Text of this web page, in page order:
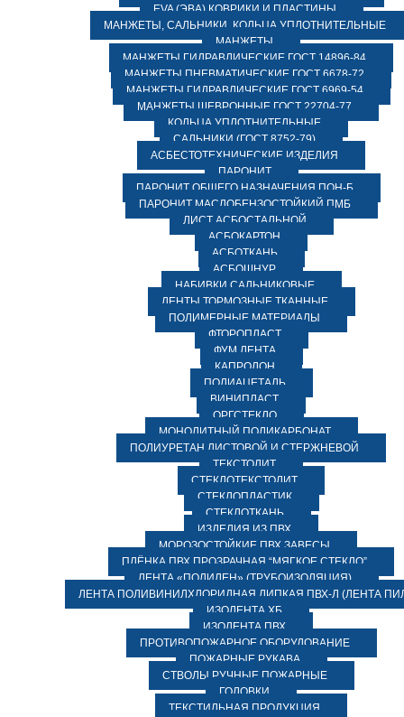
EVA (ЭВА) КОВРИКИ И ПЛАСТИНЫ
МАНЖЕТЫ, САЛЬНИКИ, КОЛЬЦА УПЛОТНИТЕЛЬНЫЕ
МАНЖЕТЫ
МАНЖЕТЫ ГИДРАВЛИЧЕСКИЕ ГОСТ 14896-84
МАНЖЕТЫ ПНЕВМАТИЧЕСКИЕ ГОСТ 6678-72
МАНЖЕТЫ ГИДРАВЛИЧЕСКИЕ ГОСТ 6969-54
МАНЖЕТЫ ШЕВРОННЫЕ ГОСТ 22704-77
КОЛЬЦА УПЛОТНИТЕЛЬНЫЕ
САЛЬНИКИ (ГОСТ 8752-79)
АСБЕСТОТЕХНИЧЕСКИЕ ИЗДЕЛИЯ
ПАРОНИТ
ПАРОНИТ ОБЩЕГО НАЗНАЧЕНИЯ ПОН-Б
ПАРОНИТ МАСЛОБЕНЗОСТОЙКИЙ ПМБ
ЛИСТ АСБОСТАЛЬНОЙ
АСБОКАРТОН
АСБОТКАНЬ
АСБОШНУР
НАБИВКИ САЛЬНИКОВЫЕ
ЛЕНТЫ ТОРМОЗНЫЕ ТКАННЫЕ
ПОЛИМЕРНЫЕ МАТЕРИАЛЫ
ФТОРОПЛАСТ
ФУМ ЛЕНТА
КАПРОЛОН
ПОЛИАЦЕТАЛЬ
ВИНИПЛАСТ
ОРГСТЕКЛО
МОНОЛИТНЫЙ ПОЛИКАРБОНАТ
ПОЛИУРЕТАН ЛИСТОВОЙ И СТЕРЖНЕВОЙ
ТЕКСТОЛИТ
СТЕКЛОТЕКСТОЛИТ
СТЕКЛОПЛАСТИК
СТЕКЛОТКАНЬ
ИЗДЕЛИЯ ИЗ ПВХ
МОРОЗОСТОЙКИЕ ПВХ ЗАВЕСЫ
ПЛЁНКА ПВХ ПРОЗРАЧНАЯ “МЯГКОЕ СТЕКЛО”
ЛЕНТА «ПОЛИЛЕН» (ТРУБОИЗОЛЯЦИЯ)
ЛЕНТА ПОЛИВИНИЛХЛОРИДНАЯ ЛИПКАЯ ПВХ-Л (ЛЕНТА
ИЗОЛЕНТА ХБ
ИЗОЛЕНТА ПВХ
ПРОТИВОПОЖАРНОЕ ОБОРУДОВАНИЕ
ПОЖАРНЫЕ РУКАВА
СТВОЛЫ РУЧНЫЕ ПОЖАРНЫЕ
ГОЛОВКИ
ТЕКСТИЛЬНАЯ ПРОДУКЦИЯ